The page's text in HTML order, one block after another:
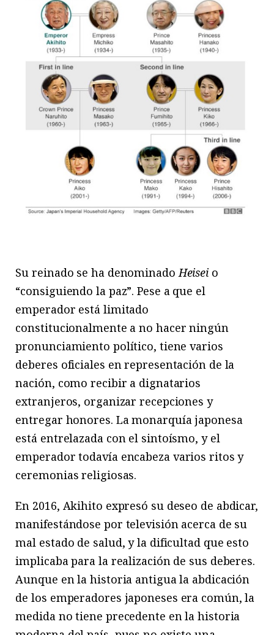
Su reinado se ha denominado Heisei o
“consiguiendo la paz”. Pese a que el
emperador está limitado
constitucionalmente a no hacer ningún
pronunciamiento político, tiene varios
deberes oficiales en representación de la
nación, como recibir a dignatarios
extranjeros, organizar recepciones y
entregar honores. La monarquía japonesa
está entrelazada con el sintoísmo, y el
emperador todavía encabeza varios ritos y
ceremonias religiosas.
En 2016, Akihito expresó su deseo de abdicar,
manifestándose por televisión acerca de su
mal estado de salud, y la dificultad que esto
implicaba para la realización de sus deberes.
Aunque en la historia antigua la abdicación
de los emperadores japoneses era común, la
medida no tiene precedente en la historia